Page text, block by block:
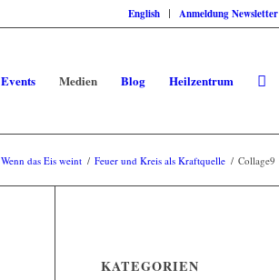
English Anmeldung Newsletter
Events Medien Blog Heilzentrum
Wenn das Eis weint / Feuer und Kreis als Kraftquelle / Collage9
KATEGORIEN